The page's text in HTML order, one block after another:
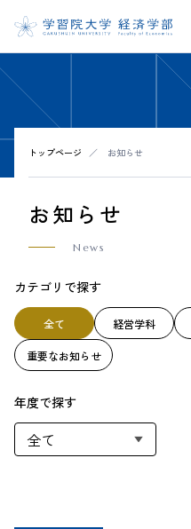
トップページ お知らせ
お知らせ
News
カテゴリで探す
全て 経営学科
重要なお知らせ
年度で探す